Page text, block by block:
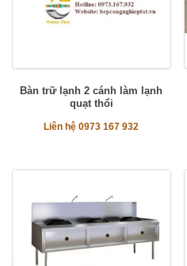
Bàn trữ lạnh 2 cánh làm lạnh
quạt thổi
Liên hệ 0973 167 932